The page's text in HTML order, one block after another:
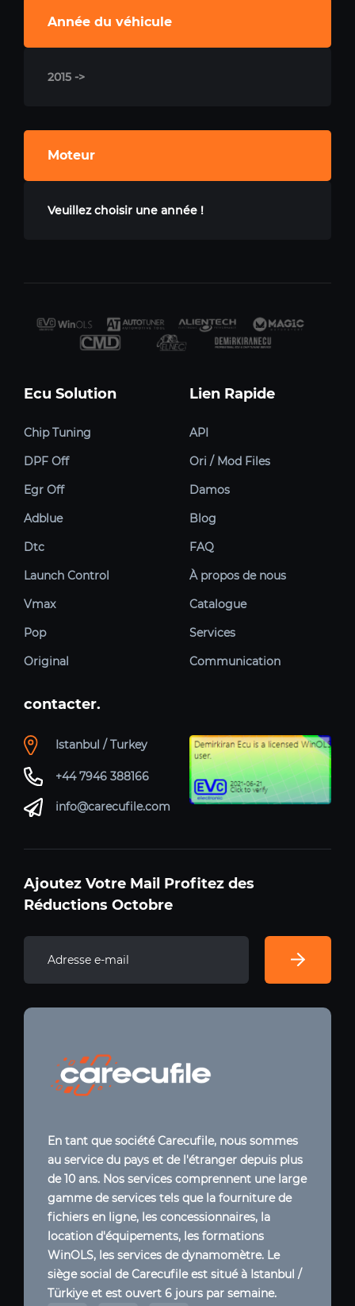
Année du véhicule
2015 ->
Moteur
Veuillez choisir une année !
Ecu Solution
Chip Tuning
DPF Off
Egr Off
Adblue
Dtc
Launch Control
Vmax
Pop
Original
Lien Rapide
API
Ori / Mod Files
Damos
Blog
FAQ
À propos de nous
Catalogue
Services
Communication
contacter.
Istanbul / Turkey
+44 7946 388166
info@carecufile.com
Ajoutez Votre Mail Profitez des
Réductions Octobre
En tant que société Carecufile, nous sommes
au service du pays et de l'étranger depuis plus
de 10 ans. Nos services comprennent une large
gamme de services tels que la fourniture de
fichiers en ligne, les concessionnaires, la
location d'équipements, les formations
WinOLS, les services de dynamomètre. Le
siège social de Carecufile est situé à Istanbul /
Türkiye et est ouvert 6 jours par semaine.